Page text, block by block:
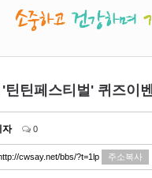
틴틴페스티벌' 퀴즈이
자 0
cwsay.net/bbs/?t=1lp 주소복사